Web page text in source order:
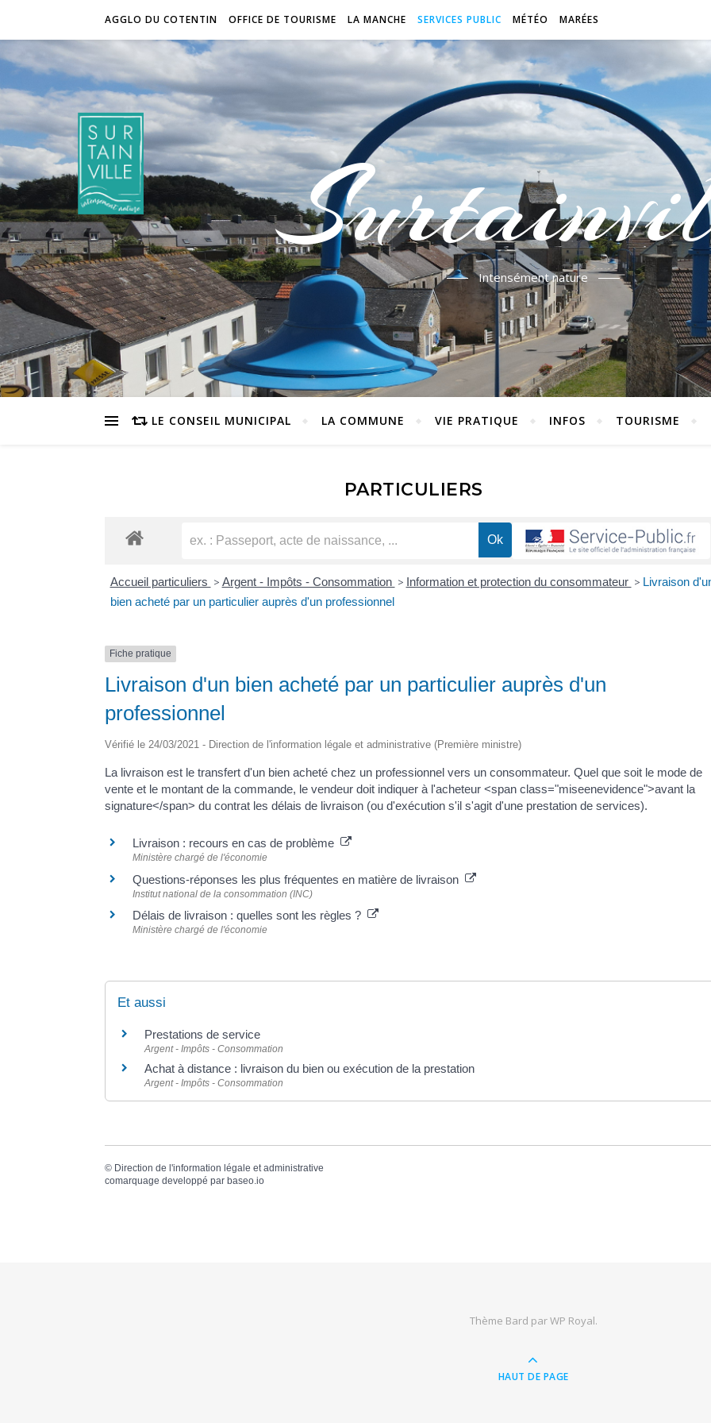
AGGLO DU COTENTIN OFFICE DE TOURISME LA MANCHE SERVICES PUBLIC MÉTÉO MARÉES
Intensément nature
LE CONSEIL MUNICIPAL LA COMMUNE VIE PRATIQUE INFOS TOURISME
PARTICULIERS
Accueil particuliers > Argent - Impôts - Consommation > Information et protection du consommateur > Livraison
bien acheté par un particulier auprès d'un professionnel
Fiche pratique
Livraison d'un bien acheté par un particulier auprès d'un
professionnel
Vérifié le 24/03/2021 - Direction de l'information légale et administrative (Première ministre)
La livraison est le transfert d'un bien acheté chez un professionnel vers un consommateur. Quel que soit le mode de
vente et le montant de la commande, le vendeur doit indiquer à l'acheteur <span class="miseenevidence">avant la
signature</span> du contrat les délais de livraison (ou d'exécution s'il s'agit d'une prestation de services).
Livraison : recours en cas de problème
Ministère chargé de l'économie
Questions-réponses les plus fréquentes en matière de livraison
Institut national de la consommation (INC)
Délais de livraison : quelles sont les règles ?
Ministère chargé de l'économie
Et aussi
Prestations de service
Argent - Impôts - Consommation
Achat à distance : livraison du bien ou exécution de la prestation
Argent - Impôts - Consommation
© Direction de l'information légale et administrative
comarquage developpé par baseo.io
Thème Bard parWP Royal.
HAUT DE PAGE